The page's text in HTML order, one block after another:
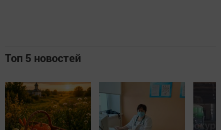
Топ 5 новостей